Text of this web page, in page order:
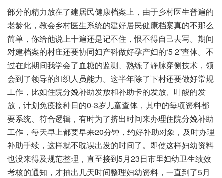
部分的精力放在了建居民健康档案上，由于乡村医生普遍的
老龄化，教会乡村医生系统的建好居民健康档案真的不那么
简单，你给他说上十遍还是记不住，恨不得自己去写。期间
对建档案的村庄还要协同妇产科做好孕产妇的“5 2”查体。不
过在此期间我学会了血糖的监测、熟练了静脉穿侧技术，领
会到了领导的组织人员能力。这半年除了下村还要做好常规
工作，比如住院分娩补助发放和补助卡的发放、叶酸的发
放，计划免疫接种日的0-3岁儿童查体，其中的每项资料都
要系统、符合逻辑，有时为了挤出时间来办理住院分娩补助
工作，每天早上都要早来20分钟，约好补助对象，及时办理
补助手续，这样就不耽误出发的时间了。即使这样妇幼资料
也没来得及规范整理，直至接到5月23日市里妇幼卫生绩效
考核的通知，才抽出几天时间整理妇幼资料，一直到了5月